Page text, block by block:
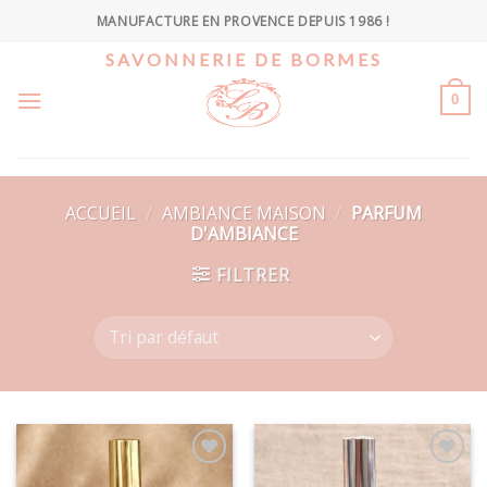
MANUFACTURE EN PROVENCE DEPUIS 1986 !
SAVONNERIE DE BORMES
0
ACCUEIL / AMBIANCE MAISON / PARFUM
D'AMBIANCE
FILTRER